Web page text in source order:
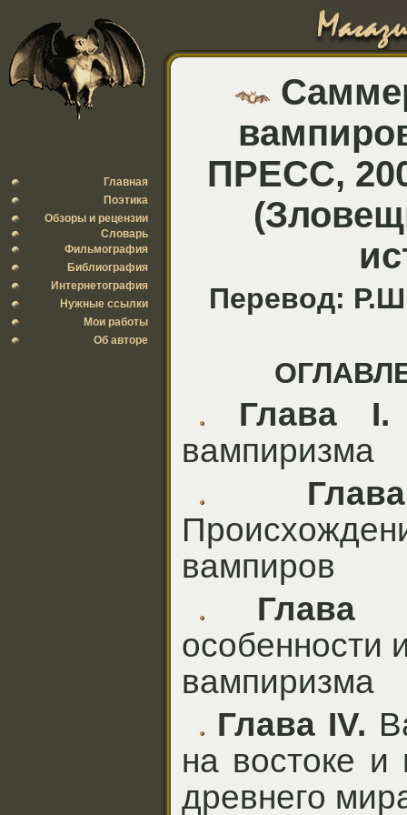
Главная
Поэтика
Обзоры и рецензии
Словарь
Фильмография
Библиография
Интернетография
Нужные ссылки
Мои работы
Об авторе
ПРЕСС,
Перевод:
Глава I.
вампиризма
вампиров
Глава
особенности
вампиризма
Глава IV.
на востоке и
древнего